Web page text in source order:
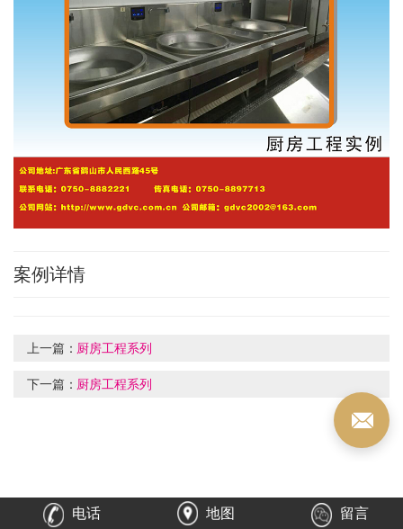
案例详情
上一篇： 厨房工程系列
下一篇： 厨房工程系列
电话 地图 留言